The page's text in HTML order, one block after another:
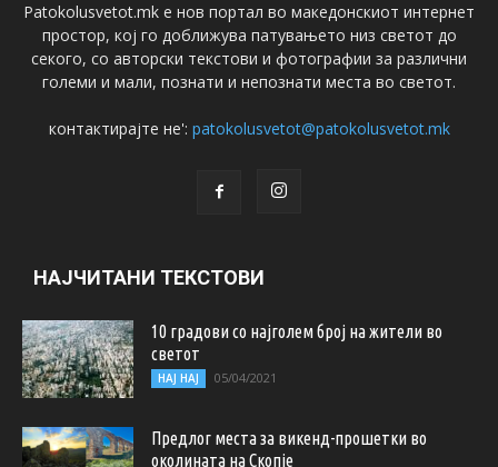
Patokolusvetot.mk е нов портал во македонскиот интернет
простор, кој го доближува патувањето низ светот до
секого, со авторски текстови и фотографии за различни
големи и мали, познати и непознати места во светот.
контактирајте не': patokolusvetot@patokolusvetot.mk
НАЈЧИТАНИ ТЕКСТОВИ
10 градови со најголем број на жители во
светот
НАЈ НАЈ 05/04/2021
Предлог места за викенд-прошетки во
околината на Скопје